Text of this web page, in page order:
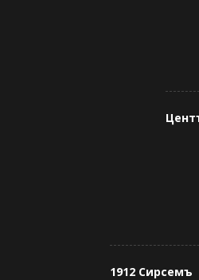
1912 Сирсемъ